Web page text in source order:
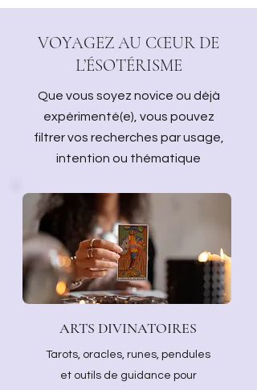
VOYAGEZ AU CŒUR DE
L’ÉSOTÉRISME
Que vous soyez novice ou déjà
expérimenté(e), vous pouvez
filtrer vos recherches par usage,
intention ou thématique
ARTS DIVINATOIRES
Tarots, oracles, runes, pendules
et outils de guidance pour